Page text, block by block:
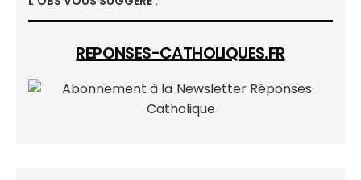
REPONSES-CATHOLIQUES.FR